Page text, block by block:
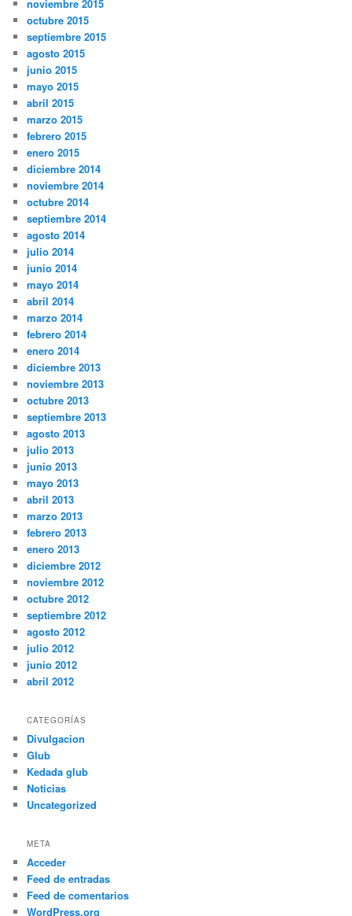
noviembre 2015
octubre 2015
septiembre 2015
agosto 2015
junio 2015
mayo 2015
abril 2015
marzo 2015
febrero 2015
enero 2015
diciembre 2014
noviembre 2014
octubre 2014
septiembre 2014
agosto 2014
julio 2014
junio 2014
mayo 2014
abril 2014
marzo 2014
febrero 2014
enero 2014
diciembre 2013
noviembre 2013
octubre 2013
septiembre 2013
agosto 2013
julio 2013
junio 2013
mayo 2013
abril 2013
marzo 2013
febrero 2013
enero 2013
diciembre 2012
noviembre 2012
octubre 2012
septiembre 2012
agosto 2012
julio 2012
junio 2012
abril 2012
CATEGORÍAS
Divulgacion
Glub
Kedada glub
Noticias
Uncategorized
META
Acceder
Feed de entradas
Feed de comentarios
WordPress.org